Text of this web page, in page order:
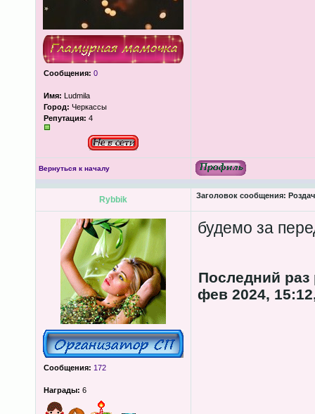
Сообщения: 0
Имя: Ludmila
Город: Черкассы
Репутация: 4
Вернуться к началу
Rybbik Заголовок сообщения:
Сообщения: 172
Награды: 6
будемо за
Последний
фев 2024,